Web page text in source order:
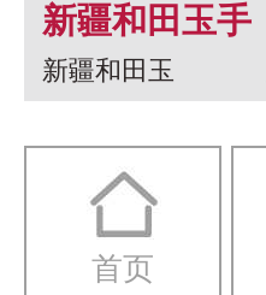
新疆和田玉手
串 龙生九子
新疆和田玉
首页